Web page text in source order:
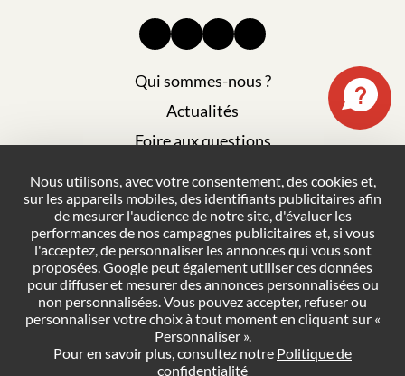
Qui sommes-nous ?
Actualités
Foire aux questions
Plan du site
Politique de confidentialité
Conditions générales de vente
Gestion des cookies
NOUS CONTACTER
Nous utilisons, avec votre consentement, des cookies et,
sur les appareils mobiles, des identifiants publicitaires afin
de mesurer l'audience de notre site, d'évaluer les
performances de nos campagnes publicitaires et, si vous
l'acceptez, de personnaliser les annonces qui vous sont
proposées. Google peut également utiliser ces données
pour diffuser et mesurer des annonces personnalisées ou
non personnalisées. Vous pouvez accepter, refuser ou
personnaliser votre choix à tout moment en cliquant sur «
Personnaliser ».
Pour en savoir plus, consultez notre Politique de
confidentialité